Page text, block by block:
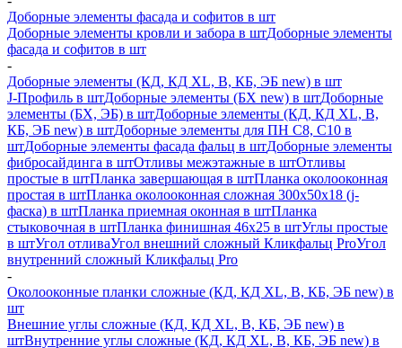
Доборные элементы фасада и софитов в шт
Доборные элементы кровли и забора в штДоборные элементы
фасада и софитов в шт
-
Доборные элементы (КД, КД XL, В, КБ, ЭБ new) в шт
J-Профиль в штДоборные элементы (БХ new) в штДоборные
элементы (БХ, ЭБ) в штДоборные элементы (КД, КД XL, В,
КБ, ЭБ new) в штДоборные элементы для ПН С8, С10 в
штДоборные элементы фасада фальц в штДоборные элементы
фибросайдинга в штОтливы межэтажные в штОтливы
простые в штПланка завершающая в штПланка околооконная
простая в штПланка околооконная сложная 300х50х18 (j-
фаска) в штПланка приемная оконная в штПланка
стыковочная в штПланка финишная 46х25 в штУглы простые
в штУгол отливаУгол внешний сложный Кликфальц ProУгол
внутренний сложный Кликфальц Pro
-
Околооконные планки сложные (КД, КД XL, В, КБ, ЭБ new) в
шт
Внешние углы сложные (КД, КД XL, В, КБ, ЭБ new) в
штВнутренние углы сложные (КД, КД XL, В, КБ, ЭБ new) в